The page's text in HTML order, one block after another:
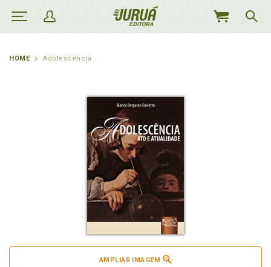
MEU
HOME Adolescência
AMPLIAR IMAGEM